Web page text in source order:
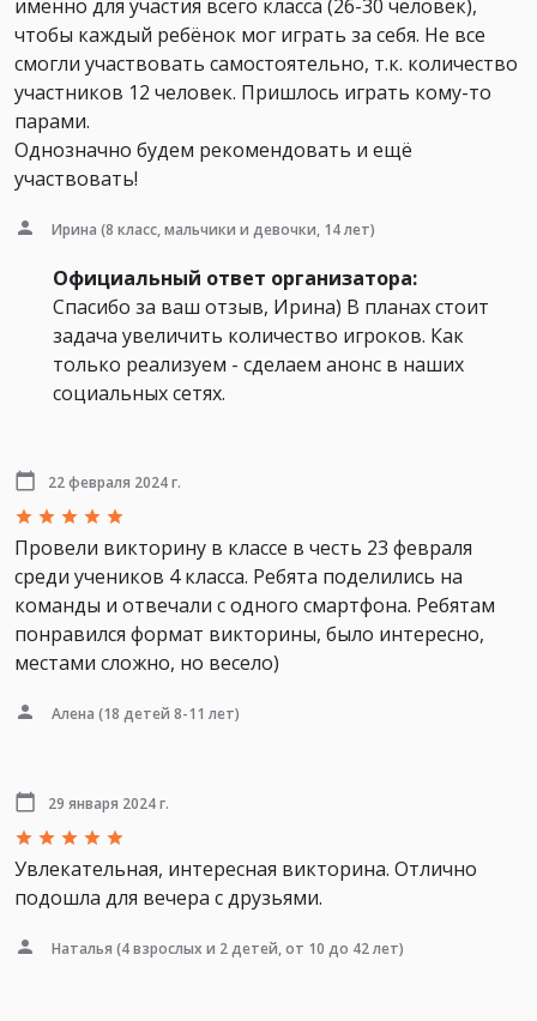
именно для участия всего класса (26-30 человек),
чтобы каждый ребёнок мог играть за себя. Не все
смогли участвовать самостоятельно, т.к. количество
участников 12 человек. Пришлось играть кому-то
парами.
Однозначно будем рекомендовать и ещё
участвовать!
Ирина (8 класс, мальчики и девочки, 14 лет)
Официальный ответ организатора:
Спасибо за ваш отзыв, Ирина) В планах стоит
задача увеличить количество игроков. Как
только реализуем - сделаем анонс в наших
социальных сетях.
22 февраля 2024 г.
Провели викторину в классе в честь 23 февраля
среди учеников 4 класса. Ребята поделились на
команды и отвечали с одного смартфона. Ребятам
понравился формат викторины, было интересно,
местами сложно, но весело)
Алена (18 детей 8-11 лет)
29 января 2024 г.
Увлекательная, интересная викторина. Отлично
подошла для вечера с друзьями.
Наталья (4 взрослых и 2 детей, от 10 до 42 лет)